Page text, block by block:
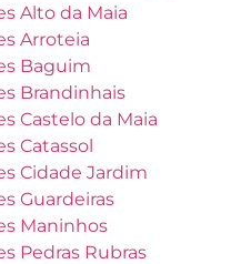
Alto da Maia
Arroteia
Baguim
Brandinhais
Castelo da Maia
Catassol
Cidade Jardim
Guardeiras
Maninhos
Pedras Rubras